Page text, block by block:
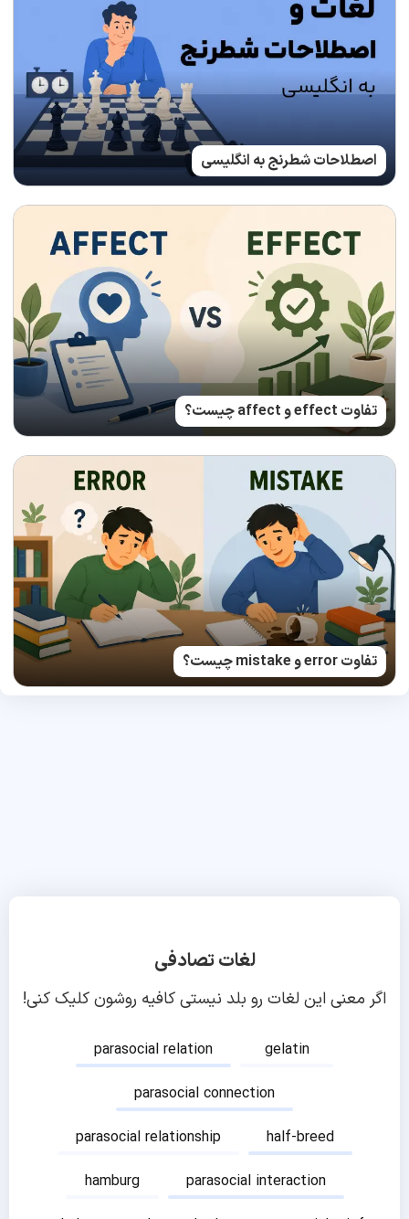
اصطلاحات شطرنج به انگلیسی
تفاوت effect و affect چیست؟
تفاوت error و mistake چیست؟
لغات تصادفی
اگر معنی این لغات رو بلد نیستی کافیه روشون کلیک کنی!
parasocial relation
gelatin
parasocial connection
parasocial relationship
half-breed
hamburg
parasocial interaction